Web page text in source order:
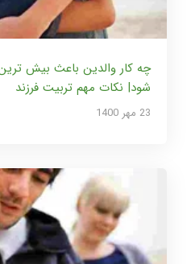
چه کار والدین باعث بیش
شود| نکات مهم تربیت فرزند
23 مهر 1400